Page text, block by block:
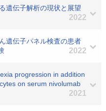
遺伝子解析の現状と展望
2022
遺伝子パネル検査の患者
2022
progression in addition
on serum nivolumab
2021